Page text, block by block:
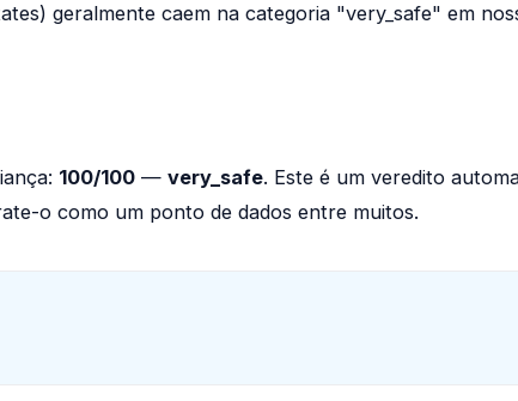
geralmente caem na categoria "very_safe" em
100/100 — very_safe. Este é um veredito
o como um ponto de dados entre muitos.